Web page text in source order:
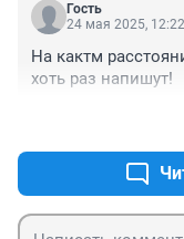
Гость
24 мая 2025, 12:22
На кактм
хоть раз напишут!